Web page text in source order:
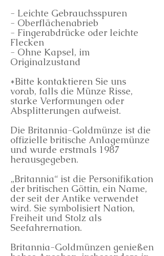
- Leichte Gebrauchsspuren
- Oberflächenabrieb
- Fingerabdrücke oder leichte
Flecken
- Ohne Kapsel, im
Originalzustand
*Bitte kontaktieren Sie uns
vorab, falls die Münze Risse,
starke Verformungen oder
Absplitterungen aufweist.
Die Britannia-Goldmünze ist die
offizielle britische Anlagemünze
und wurde erstmals 1987
herausgegeben.
„Britannia“ ist die Personifikation
der britischen Göttin, ein Name,
der seit der Antike verwendet
wird. Sie symbolisiert Nation,
Freiheit und Stolz als
Seefahrernation.
Britannia-Goldmünzen genießen